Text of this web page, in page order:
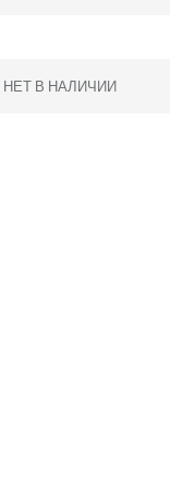
НЕТ В НАЛИЧИИ